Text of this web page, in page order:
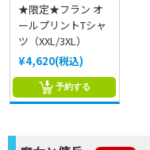
★限定★フラン オ
ールプリントTシャ
ツ（XXL/3XL）
¥4,620(税込)
予約する